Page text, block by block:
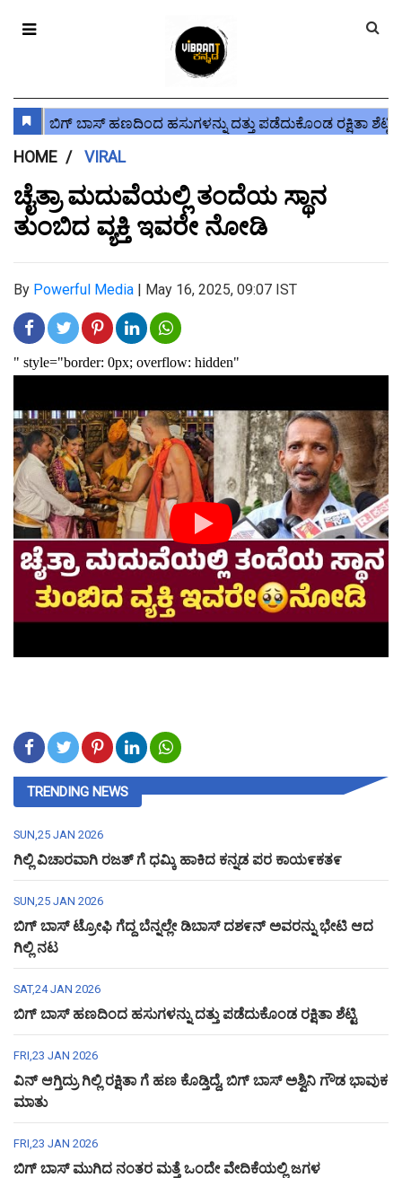
HOME VIRAL
ಚೈತ್ರಾ ಮದುವೆಯಲ್ಲಿ ತಂದೆಯ ಸ್ಥಾನ
ತುಂಬಿದ ವ್ಯಕ್ತಿ ಇವರೇ ನೋಡಿ
By Powerful Media | May 16, 2025, 09:07 IST
TRENDING NEWS
SUN,25 JAN 2026
ಗಿಲ್ಲಿ ವಿಚಾರವಾಗಿ ರಜತ್ ಗೆ ಧಮ್ಕಿ ಹಾಕಿದ ಕನ್ನಡ ಪರ ಕಾಯ೯ಕತ೯
SUN,25 JAN 2026
ಬಿಗ್ ಬಾಸ್ ಟ್ರೋಫಿ ಗೆದ್ದ ಬೆನ್ನಲ್ಲೇ ಡಿಬಾಸ್ ದಶ೯ನ್ ಅವರನ್ನು ಭೇಟಿ ಆದ
ಗಿಲ್ಲಿ ನಟ
SAT,24 JAN 2026
ಬಿಗ್ ಬಾಸ್ ಹಣದಿಂದ ಹಸುಗಳನ್ನು ದತ್ತು ಪಡೆದುಕೊಂಡ ರಕ್ಷಿತಾ ಶೆಟ್ಟಿ
FRI,23 JAN 2026
ವಿನ್ ಆಗ್ತಿದ್ರು ಗಿಲ್ಲಿ ರಕ್ಷಿತಾ ಗೆ ಹಣ ಕೊಡ್ತಿದ್ದೆ, ಬಿಗ್ ಬಾಸ್ ಅಶ್ವಿನಿ ಗೌಡ ಭಾವುಕ
ಮಾತು
FRI,23 JAN 2026
ಬಿಗ್ ಬಾಸ್ ಮುಗಿದ ನಂತರ ಮತ್ತೆ ಒಂದೇ ವೇದಿಕೆಯಲ್ಲಿ ಜಗಳ